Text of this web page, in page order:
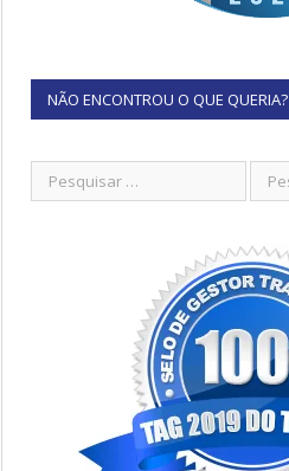
NÃO ENCONTROU O QUE QUERIA?